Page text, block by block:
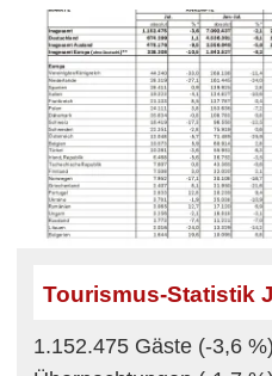
1.152.475 Gäste (-3,6